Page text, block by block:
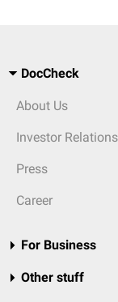
DocCheck
About Us
Investor Relations
Press
Career
For Business
Other stuff